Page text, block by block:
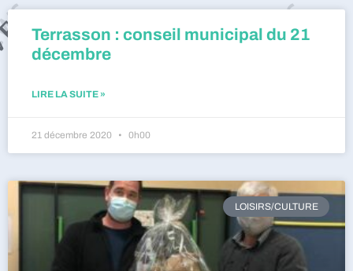
Terrasson : conseil municipal du 21
décembre
LIRE LA SUITE »
21 décembre 2020 0h00
LOISIRS/CULTURE